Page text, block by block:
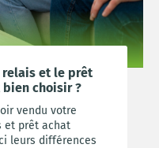
et le prêt
choisir ?
vendu votre
et prêt achat
leurs différences